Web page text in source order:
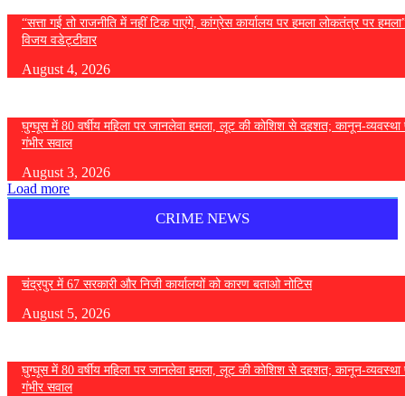
“सत्ता गई तो राजनीति में नहीं टिक पाएंगे, कांग्रेस कार्यालय पर हमला लोकतंत्र पर
विजय वडेट्टीवार
August 4, 2026
घुग्घूस में 80 वर्षीय महिला पर जानलेवा हमला, लूट की कोशिश से दहशत; कानून-व्यवस्था
गंभीर सवाल
August 3, 2026
Load more
CRIME NEWS
चंद्रपुर में 67 सरकारी और निजी कार्यालयों को कारण बताओ नोटिस
August 5, 2026
घुग्घूस में 80 वर्षीय महिला पर जानलेवा हमला, लूट की कोशिश से दहशत; कानून-व्यवस्था
गंभीर सवाल